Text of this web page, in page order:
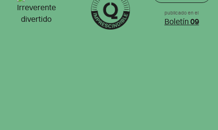
publicado en el
Boletín 09